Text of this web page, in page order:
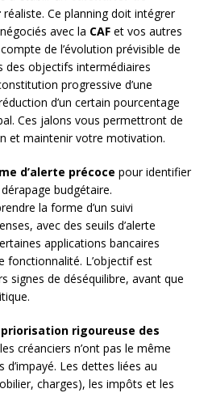
réaliste. Ce planning doit intégrer
avec la CAF et vos autres
de l’évolution prévisible de
des objectifs intermédiaires
progressive d’une
d’un certain pourcentage
Ces jalons vous permettront de
et maintenir votre motivation.
d’alerte précoce pour identifier
budgétaire.
la forme d’un suivi
avec des seuils d’alerte
applications bancaires
fonctionnalité. L’objectif est
signes de déséquilibre, avant que
priorisation rigoureuse des
créanciers n’ont pas le même
Les dettes liées au
charges), les impôts et les